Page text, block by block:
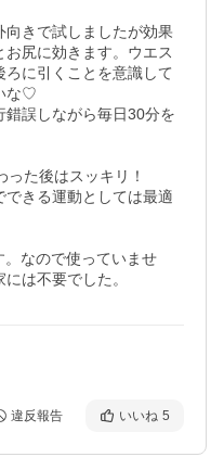
きで試しましたが効果
尻に効きます。ウエス
ろに引くことを意識して
な♡
誤しながら毎日30分を
た後はスッキリ！
きる運動としては最適
なので使っていませ
は不要でした。
違反報告 いいね 5